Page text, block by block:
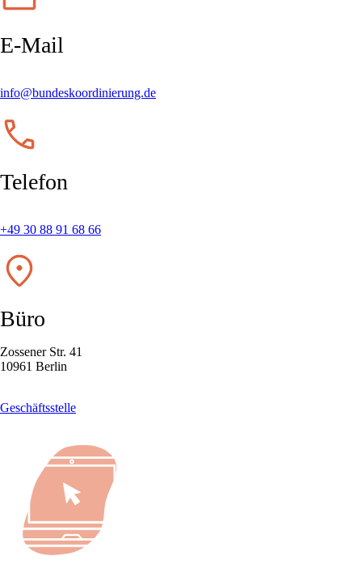
E-Mail
info@bundeskoordinierung.de
Telefon
+49 30 88 91 68 66
Büro
Zossener Str. 41
10961 Berlin
Geschäftsstelle